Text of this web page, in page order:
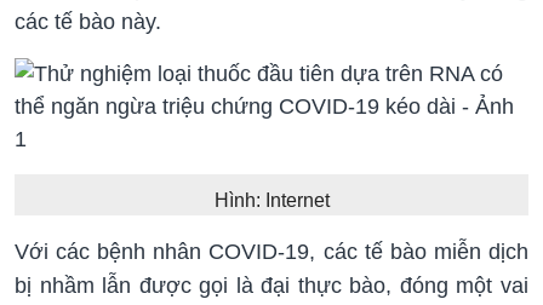
các tế bào này.
Hình: Internet
Với các bệnh nhân COVID-19, các tế bào miễn dịch
bị nhầm lẫn được gọi là đại thực bào, đóng một vai